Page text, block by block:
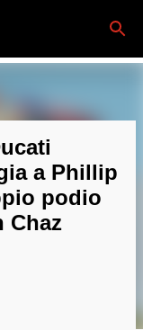
a Phillip
podio
Chaz